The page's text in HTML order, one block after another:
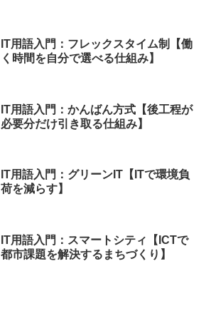
IT用語入門：フレックスタイム制【働
く時間を自分で選べる仕組み】
IT用語入門：かんばん方式【後工程が
必要分だけ引き取る仕組み】
IT用語入門：グリーンIT【ITで環境負
荷を減らす】
IT用語入門：スマートシティ【ICTで
都市課題を解決するまちづくり】